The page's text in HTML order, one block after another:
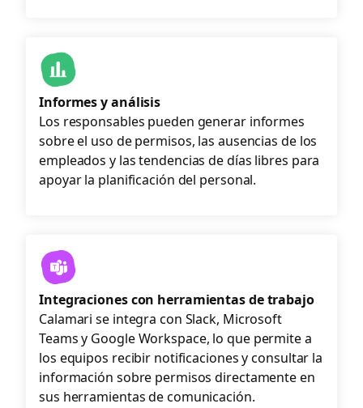
Informes y análisis
Los responsables pueden generar informes
sobre el uso de permisos, las ausencias de los
empleados y las tendencias de días libres para
apoyar la planificación del personal.
Integraciones con herramientas de trabajo
Calamari se integra con Slack, Microsoft
Teams y Google Workspace, lo que permite a
los equipos recibir notificaciones y consultar la
información sobre permisos directamente en
sus herramientas de comunicación.